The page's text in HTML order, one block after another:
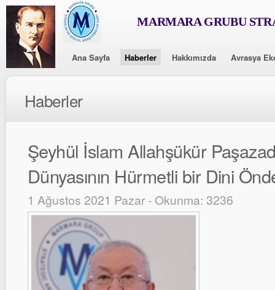
MARMARA GRUBU
Ana Sayfa Haberler Hakkımızda Avrasya
Haberler
Şeyhül İslam Allahşükür
Dünyasının Hürmetli bir Dini
1 Ağustos 2021 Pazar - Okunma: 3236